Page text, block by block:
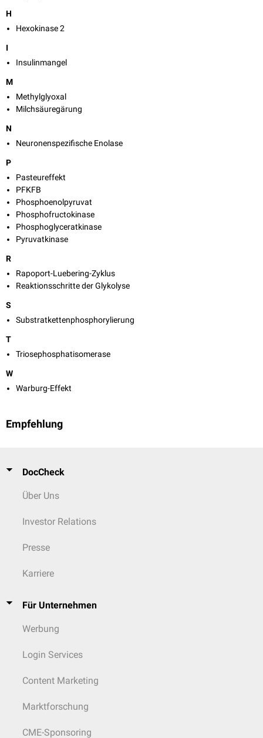
H
Hexokinase 2
I
Insulinmangel
M
Methylglyoxal
Milchsäuregärung
N
Neuronenspezifische Enolase
P
Pasteureffekt
PFKFB
Phosphoenolpyruvat
Phosphofructokinase
Phosphoglyceratkinase
Pyruvatkinase
R
Rapoport-Luebering-Zyklus
Reaktionsschritte der Glykolyse
S
Substratkettenphosphorylierung
T
Triosephosphatisomerase
W
Warburg-Effekt
Empfehlung
DocCheck
Über Uns
Investor Relations
Presse
Karriere
Für Unternehmen
Werbung
Login Services
Content Marketing
Marktforschung
CME-Sponsoring